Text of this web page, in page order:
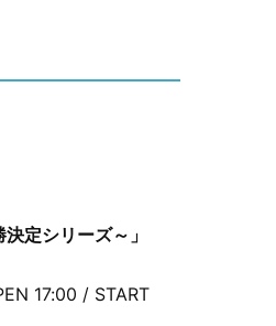
定シリーズ～」
17:00 / START